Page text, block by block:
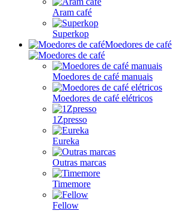
Aram café
Superkop
Moedores de café
Moedores de café manuais
Moedores de café elétricos
1Zpresso
Eureka
Outras marcas
Timemore
Fellow